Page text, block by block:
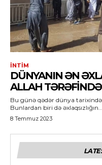
İNTIM
DÜNYANIN ƏN
ALLAH
Bu günə qədər dünya tarixində
Bunlardan biri də əxlaqsızlığın...
8 Temmuz 2023